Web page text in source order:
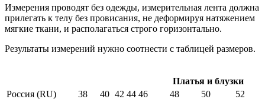
Измерения проводят без одежды, измерительная лента должна
прилегать к телу без провисания, не деформируя натяжением
мягкие ткани, и располагаться строго горизонтально.
Результаты измерений нужно соотнести с таблицей размеров.
Платья и блузки
Россия (RU)
38 40 42 44 46 48 50
52